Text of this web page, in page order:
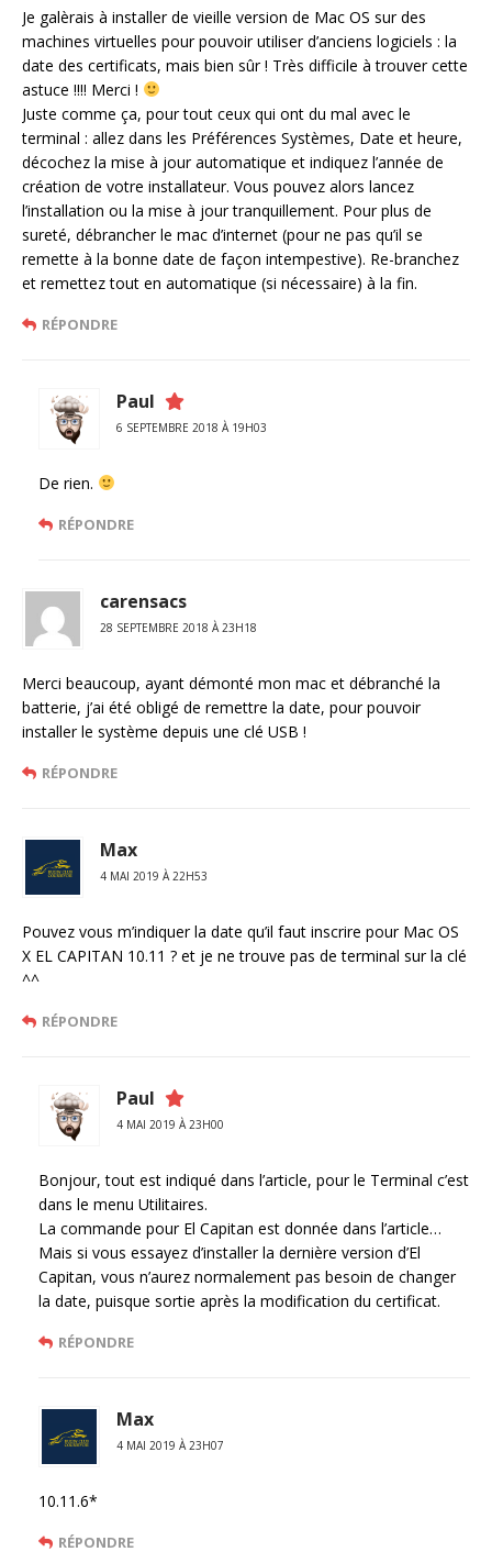
Je galèrais à installer de vieille version de Mac OS sur des
machines virtuelles pour pouvoir utiliser d’anciens logiciels : la
date des certificats, mais bien sûr ! Très difficile à trouver cette
astuce !!!! Merci !
Juste comme ça, pour tout ceux qui ont du mal avec le
terminal : allez dans les Préférences Systèmes, Date et heure,
décochez la mise à jour automatique et indiquez l’année de
création de votre installateur. Vous pouvez alors lancez
l’installation ou la mise à jour tranquillement. Pour plus de
sureté, débrancher le mac d’internet (pour ne pas qu’il se
remette à la bonne date de façon intempestive). Re-branchez
et remettez tout en automatique (si nécessaire) à la fin.
RÉPONDRE
Paul
6 SEPTEMBRE 2018 À 19H03
De rien.
RÉPONDRE
carensacs
28 SEPTEMBRE 2018 À 23H18
Merci beaucoup, ayant démonté mon mac et débranché la
batterie, j’ai été obligé de remettre la date, pour pouvoir
installer le système depuis une clé USB !
RÉPONDRE
Max
4 MAI 2019 À 22H53
Pouvez vous m’indiquer la date qu’il faut inscrire pour Mac OS
X EL CAPITAN 10.11 ? et je ne trouve pas de terminal sur la clé
^^
RÉPONDRE
Paul
4 MAI 2019 À 23H00
Bonjour, tout est indiqué dans l’article, pour le Terminal c’est
dans le menu Utilitaires.
La commande pour El Capitan est donnée dans l’article…
Mais si vous essayez d’installer la dernière version d’El
Capitan, vous n’aurez normalement pas besoin de changer
la date, puisque sortie après la modification du certificat.
RÉPONDRE
Max
4 MAI 2019 À 23H07
10.11.6*
RÉPONDRE